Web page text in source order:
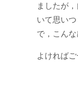
ましたが
いて思い
で，こんな
よければご